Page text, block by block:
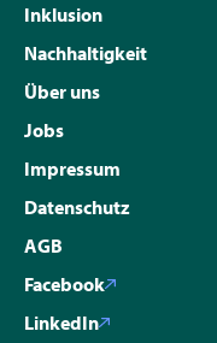
Inklusion
Nachhaltigkeit
Über uns
Jobs
Impressum
Datenschutz
AGB
Facebook
LinkedIn